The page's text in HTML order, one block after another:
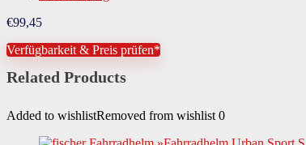
€99,45
Verfügbarkeit & Preis prüfen*
Related Products
Added to wishlistRemoved from wishlist 0